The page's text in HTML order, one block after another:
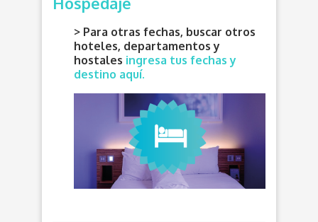
> Para otras fechas, buscar otros
hoteles, departamentos y
hostales ingresa tus fechas y
destino aquí.